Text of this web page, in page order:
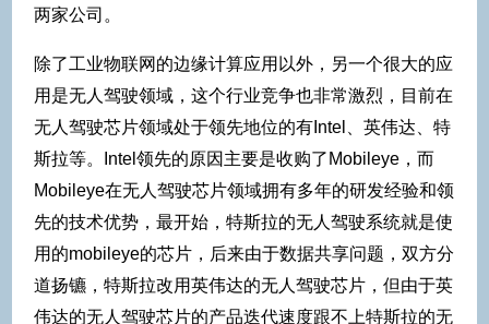
两家公司。
除了工业物联网的边缘计算应用以外，另一个很大的应
用是无人驾驶领域，这个行业竞争也非常激烈，目前在
无人驾驶芯片领域处于领先地位的有Intel、英伟达、特
斯拉等。Intel领先的原因主要是收购了Mobileye，而
Mobileye在无人驾驶芯片领域拥有多年的研发经验和领
先的技术优势，最开始，特斯拉的无人驾驶系统就是使
用的mobileye的芯片，后来由于数据共享问题，双方分
道扬镳，特斯拉改用英伟达的无人驾驶芯片，但由于英
伟达的无人驾驶芯片的产品迭代速度跟不上特斯拉的无